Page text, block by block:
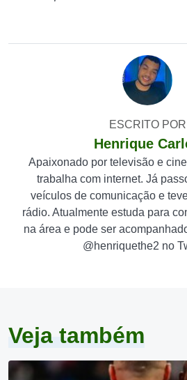
ESCRITO POR
Henrique
Apaixonado por televisão e
trabalha com internet. Já
veículos de comunicação e
rádio. Atualmente estuda para
na área e pode ser
@henriquethe2 no
Veja também